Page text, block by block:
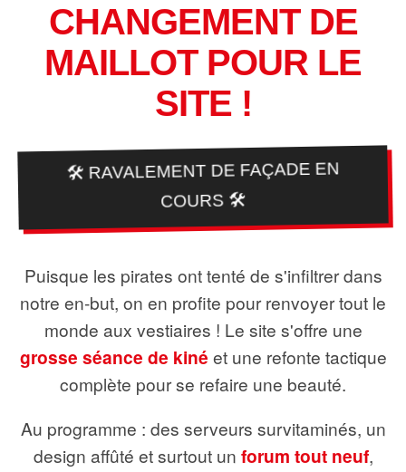
CHANGEMENT DE
MAILLOT POUR LE
SITE !
🛠️ RAVALEMENT DE FAÇADE EN
COURS 🛠️
Puisque les pirates ont tenté de s'infiltrer dans
notre en-but, on en profite pour renvoyer tout le
monde aux vestiaires ! Le site s'offre une
grosse séance de kiné et une refonte tactique
complète pour se refaire une beauté.
Au programme : des serveurs survitaminés, un
design affûté et surtout un forum tout neuf,